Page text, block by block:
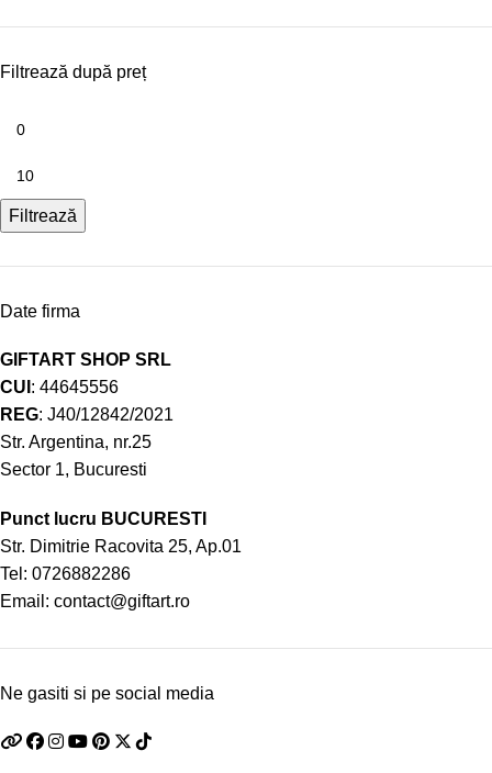
Filtrează după preț
Filtrează
Date firma
GIFTART SHOP SRL
CUI : 44645556
REG: J40/12842/2021
Str. Argentina, nr.25
Sector 1, Bucuresti
Punct lucru BUCURESTI
Str. Dimitrie Racovita 25, Ap.01
Tel: 0726882286
Email: contact@giftart.ro
Ne gasiti si pe social media